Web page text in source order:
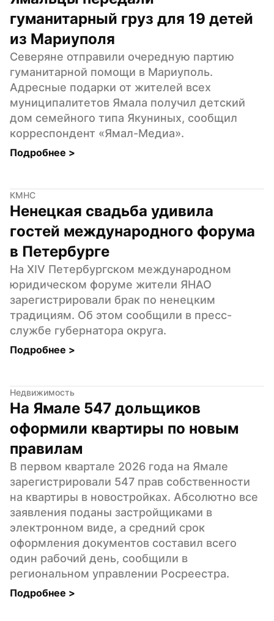
гуманитарный груз для 19 детей
из Мариуполя
Северяне отправили очередную партию
гуманитарной помощи в Мариуполь.
Адресные подарки от жителей всех
муниципалитетов Ямала получил детский
дом семейного типа Якуниных, сообщил
корреспондент «Ямал-Медиа».
Подробнее >
КМНС
Ненецкая свадьба удивила
гостей международного форума
в Петербурге
На XIV Петербургском международном
юридическом форуме жители ЯНАО
зарегистрировали брак по ненецким
традициям. Об этом сообщили в пресс-
службе губернатора округа.
Подробнее >
Недвижимость
На Ямале 547 дольщиков
оформили квартиры по новым
правилам
В первом квартале 2026 года на Ямале
зарегистрировали 547 прав собственности
на квартиры в новостройках. Абсолютно все
заявления поданы застройщиками в
электронном виде, а средний срок
оформления документов составил всего
один рабочий день, сообщили в
региональном управлении Росреестра.
Подробнее >